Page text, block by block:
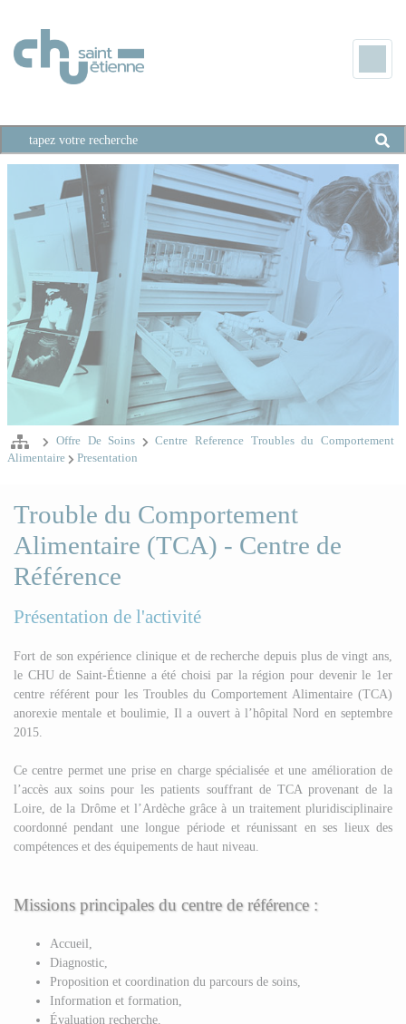
Offre De Soins
Centre Reference Troubles du Comportement
Alimentaire
Presentation
Trouble du Comportement
Alimentaire (TCA) - Centre de
Référence
Présentation de l'activité
Fort de son expérience clinique et de recherche depuis plus de vingt ans,
le CHU de Saint-Étienne a été choisi par la région pour devenir le 1er
centre référent pour les Troubles du Comportement Alimentaire (TCA)
anorexie mentale et boulimie, Il a ouvert à l’hôpital Nord en septembre
2015.
Ce centre permet une prise en charge spécialisée et une amélioration de
l’accès aux soins pour les patients souffrant de TCA provenant de la
Loire, de la Drôme et l’Ardèche grâce à un traitement pluridisciplinaire
coordonné pendant une longue période et réunissant en ses lieux des
compétences et des équipements de haut niveau.
Missions principales du centre de référence :
Accueil,
Diagnostic,
Proposition et coordination du parcours de soins,
Information et formation,
Évaluation recherche.